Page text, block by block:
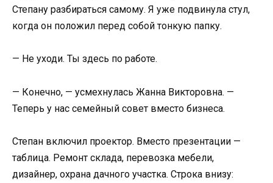
Степану разбираться самому. Я уже подвинула стул,
когда он положил перед собой тонкую папку.
— Не уходи. Ты здесь по работе.
— Конечно, — усмехнулась Жанна Викторовна. —
Теперь у нас семейный совет вместо бизнеса.
Степан включил проектор. Вместо презентации —
таблица. Ремонт склада, перевозка мебели,
дизайнер, охрана дачного участка. Строка внизу: